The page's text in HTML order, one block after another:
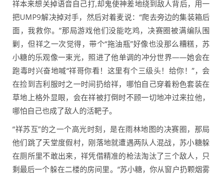
祥本来想关掉语音自己打,却鬼使神差地绕到敌人背后，用一
把UMP9解决掉对手，然后对着麦说：“爬去旁边的集装箱后
面，我救你。”那局游戏他们没能吃鸡，决赛圈被满编队围
剿，但祥之一次觉得，带个“拖油瓶”好像也没那么糟糕，苏
小糖的乐观像一束光，照进了他单调的冲分世界——她会在
跑毒时兴奋地喊“祥哥你看！这里有个三级头！给你！”，会
在捡到吉利服时之一时间扔给祥，哪怕自己穿着粉色套装在
草地上格外显眼，会在祥被打倒时不顾一切地冲过来拉他，
哪怕自己也成了敌人的活靶子。
“祥苏互”的之一个高光时刻，是在雨林地图的决赛圈，那局
他们跳了天堂度假村，刚落地就遭遇两队人混战，苏小糖躲
在厕所里不敢出来，祥凭借精准的枪法淘汰了三个敌人，只
剩最后一个躲在二楼的房间里。“苏小糖，你从窗户扔颗烟雾